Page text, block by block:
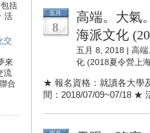
括
活
交
來
流
合
五月
8
高端。大氣
海派文化
五月 8, 2018 | 高端
化 (2018夏令營上
★ 報名資格：就讀各大學
間：2018/07/09~07/18 ★